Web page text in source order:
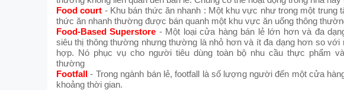
Food court - Khu bán thức ăn nhanh : Một khu vực như trong một trung
thức ăn nhanh thường được bán quanh một khu vực ăn uống thông
Food-Based Superstore - Một loại cửa hàng bán lẻ lớn hơn và đa
siêu thị thông thường nhưng thường là nhỏ hơn và ít đa dạng hơn so với
hợp. Nó phục vụ cho người tiêu dùng toàn bộ nhu cầu thực phẩm
thường
Footfall
- Trong ngành bán lẻ, footfall là số lượng người đến một cửa
khoảng thời gian.